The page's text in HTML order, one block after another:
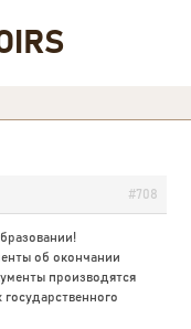
#708
об окончании
производятся